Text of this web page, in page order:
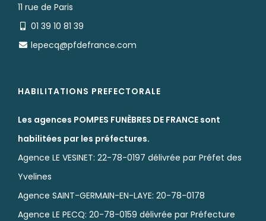
11 rue de Paris
01 39 10 81 39
lepecq@pfdefrance.com
HABILITATIONS PREFECTORALE
Les agences POMPES FUNÈBRES DE FRANCE sont
habilitées par les préfectures.
Agence LE VESINET: 22-78-0197 délivrée par Préfet des
Yvelines
Agence SAINT-GERMAIN-EN-LAYE: 20-78-0178
Agence LE PECQ: 20-78-0159 délivrée par Préfecture